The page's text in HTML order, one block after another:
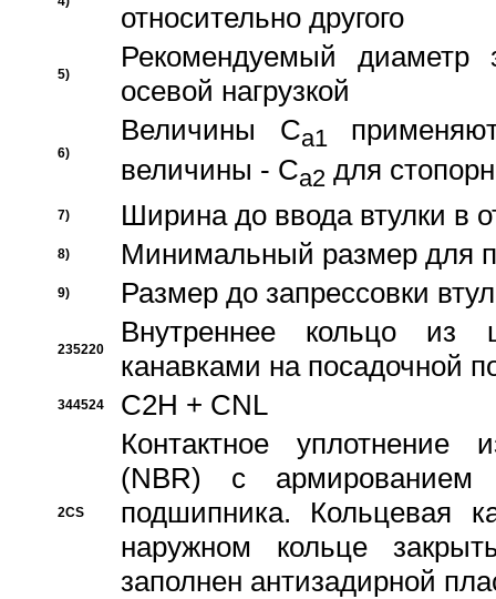
относительно другого
5)
Рекомендуемый диаметр
осевой нагрузкой
6)
Величины Ca1
величины - Ca2 для
7) Ширина до ввода втулки в
8) Минимальный размер для
9) Размер до запрессовки
235220
Внутреннее кольцо из
канавками на посадочной
344524 C2H + CNL
2CS
Контактное уплотнение
(NBR) с
подшипника. Кольцевая
наружном кольце
заполнен антизадирной